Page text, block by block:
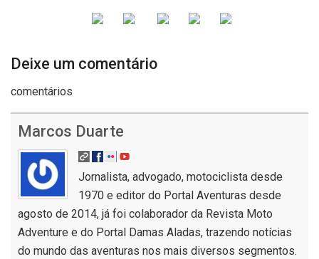
Deixe um comentário
comentários
Marcos Duarte
Jornalista, advogado, motociclista desde
1970 e editor do Portal Aventuras desde
agosto de 2014, já foi colaborador da Revista Moto
Adventure e do Portal Damas Aladas, trazendo notícias
do mundo das aventuras nos mais diversos segmentos.